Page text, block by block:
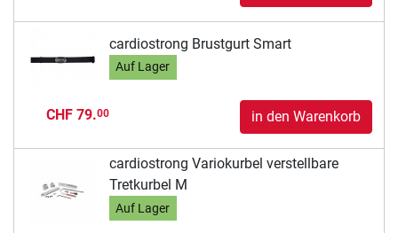
cardiostrong Brustgurt Smart
Auf Lager
CHF 79.00 in den Warenkorb
cardiostrong Variokurbel verstellbare
Tretkurbel M
Auf Lager